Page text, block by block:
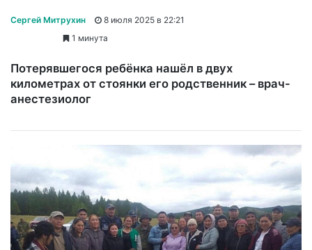
Сергей Митрухин
8 июля 2025 в 22:21
1 минута
Потерявшегося ребёнка нашёл в двух
километрах от стоянки его родственник – врач-
анестезиолог